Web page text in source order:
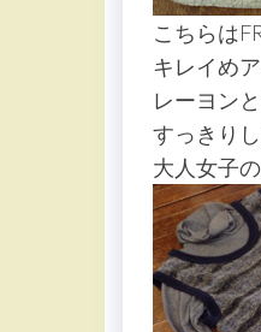
こちらは
キレイめ
レーヨン
すっきり
大人女子